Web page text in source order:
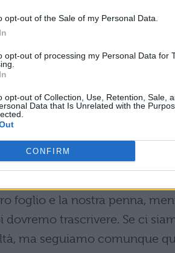
opt-out of the Sale of my Personal Data.
opt-out of processing my Personal Data for
opt-out of Collection, Use, Retention, Sale,
Data that Is Unrelated with the
CONFIRM
e riascoltiamo un
fine, controlliamo il testo e
proviamo ad allenarci nel
(ve ne sono tanti sul
correggiamo gli errori. Più ne
A SCRIVERE LE
foglio e la nostra penna,
trascrivere. Se ci
ma seguiamo comunque